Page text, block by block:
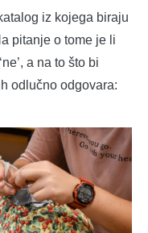
iz kojega biraju
pitanje o tome je li
a na to što bi
odlučno odgovara: